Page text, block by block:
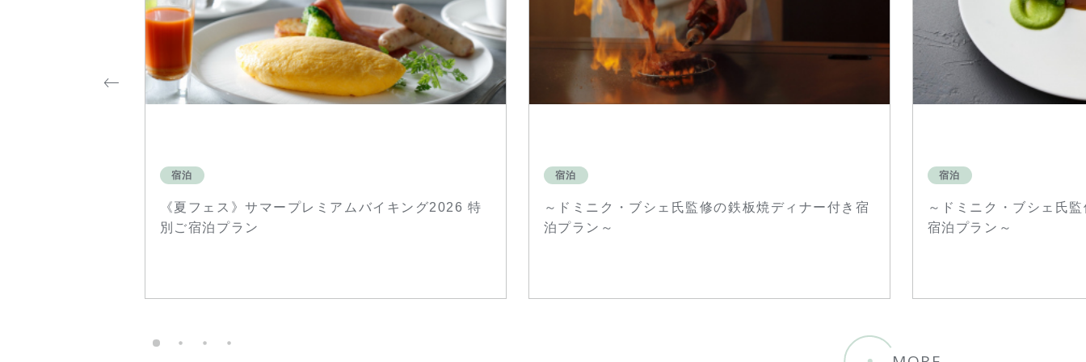
宿泊
《夏フェス》サマープレミアムバイキング2026 特
別ご宿泊プラン
宿泊
～ドミニク・ブシェ氏監修の鉄板焼ディナー付き宿
泊プラン～
宿泊
～ドミニク・ブシェ氏
宿泊プラン～